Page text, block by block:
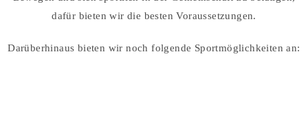
dafür bieten wir die besten Voraussetzungen.
Darüberhinaus bieten wir noch folgende Sportmöglichkeiten an: